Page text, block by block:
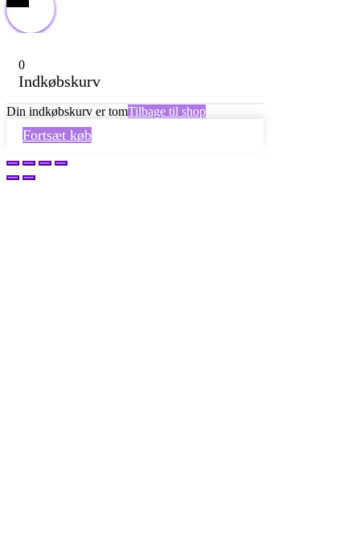
0
Indkøbskurv
Din indkøbskurv er tomTilbage til shop
Fortsæt køb